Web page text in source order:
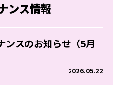
ンス情報
ンスのお知らせ（5月
2026.05.22